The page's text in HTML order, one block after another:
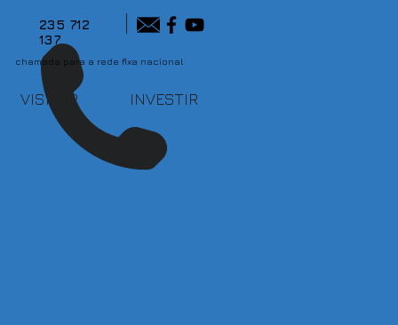
235 712
137
chamada para a rede fixa nacional
VISITAR INVESTIR